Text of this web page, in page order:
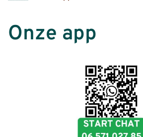
Onze app